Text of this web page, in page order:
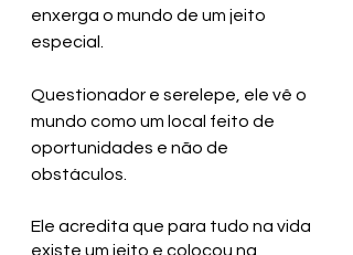
enxerga o mundo de um jeito
especial.
Questionador e serelepe, ele vê o
mundo como um local feito de
oportunidades e não de
obstáculos.
Ele acredita que para tudo na vida
existe um jeito e colocou na